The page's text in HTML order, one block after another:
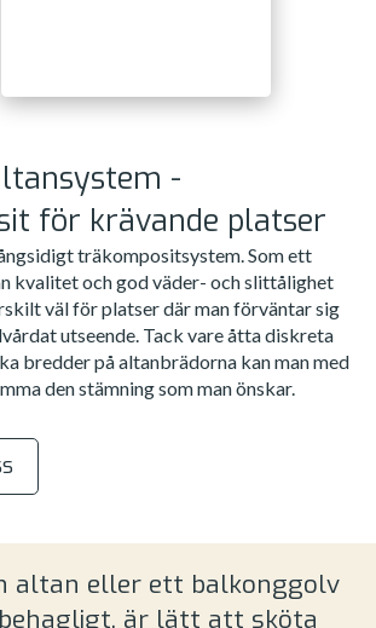
-
för krävande platser
träkompositsystem. Som ett
kvalitet och god väder- och slittålighet
väl för platser där man förväntar sig
utseende. Tack vare åtta diskreta
bredder på altanbrädorna kan man med
den stämning som man önskar.
altan eller ett balkonggolv
är lätt att sköta